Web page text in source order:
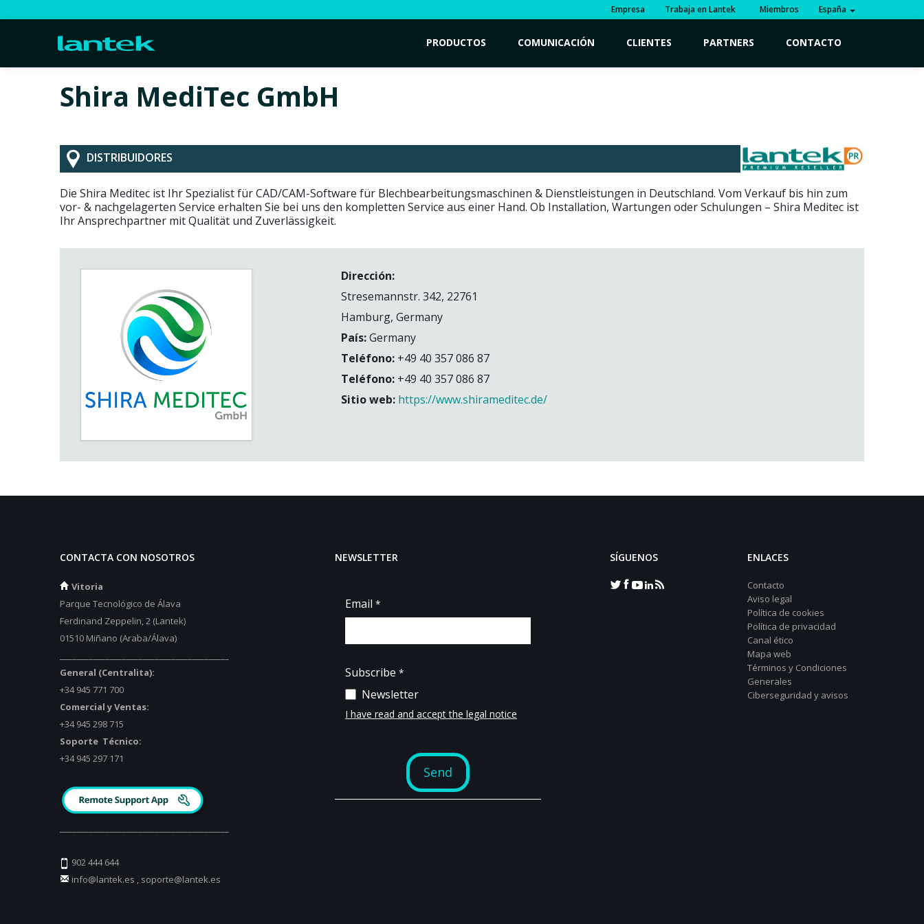
Empresa Trabaja en Lantek Miembros España
PRODUCTOS COMUNICACIÓN CLIENTES PARTNERS CONTACTO
Shira MediTec GmbH
DISTRIBUIDORES
Die Shira Meditec ist Ihr Spezialist für CAD/CAM-Software für Blechbearbeitungsmaschinen & Dienstleistungen in Deutschland. Vom Verkauf bis hin zum
vor- & nachgelagerten Service erhalten Sie bei uns den kompletten Service aus einer Hand. Ob Installation, Wartungen oder Schulungen – Shira Meditec ist
Ihr Ansprechpartner mit Qualität und Zuverlässigkeit.
Dirección:
Stresemannstr. 342, 22761
Hamburg, Germany
País:Germany
Teléfono: +49 40 357 086 87
Teléfono: +49 40 357 086 87
Sitio web: https://www.shirameditec.de/
CONTACTA CON NOSOTROS
Vitoria
Parque Tecnológico de Álava
Ferdinand Zeppelin, 2 (Lantek)
01510 Miñano (Araba/Álava)
General (Centralita):
+34 945 771 700
Comercial y Ventas:
+34 945 298 715
Soporte Técnico:
+34 945 297 171
902 444 644
info@lantek.es , soporte@lantek.es
NEWSLETTER SÍGUENOS ENLACES
Contacto
Aviso legal
Política de cookies
Política de privacidad
Canal ético
Mapa web
Términos y Condiciones
Generales
Ciberseguridad y avisos